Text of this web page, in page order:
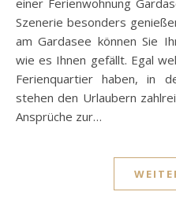
einer Ferienwohnung
Szenerie besonders
am Gardasee können Sie
wie es Ihnen gefällt. Egal
Ferienquartier haben, in
stehen den Urlaubern
Ansprüche zur…